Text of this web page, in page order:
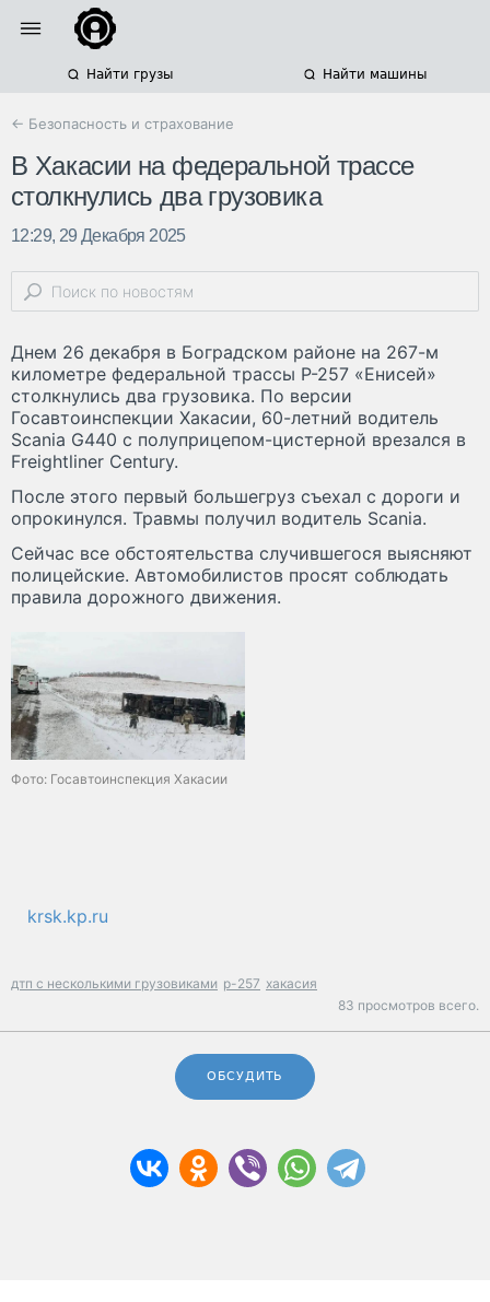
Найти грузы Найти машины
← Безопасность и страхование
В Хакасии на федеральной трассе
столкнулись два грузовика
12:29, 29 Декабря 2025
Днем 26 декабря в Боградском районе на 267-м
километре федеральной трассы Р-257 «Енисей»
столкнулись два грузовика. По версии
Госавтоинспекции Хакасии, 60-летний водитель
Scania G440 с полуприцепом-цистерной врезался в
Freightliner Century.
После этого первый большегруз съехал с дороги и
опрокинулся. Травмы получил водитель Scania.
Сейчас все обстоятельства случившегося выясняют
полицейские. Автомобилистов просят соблюдать
правила дорожного движения.
Фото: Госавтоинспекция Хакасии
krsk.kp.ru
дтп с несколькими грузовиками р-257 хакасия
83 просмотров всего.
ОБСУДИТЬ